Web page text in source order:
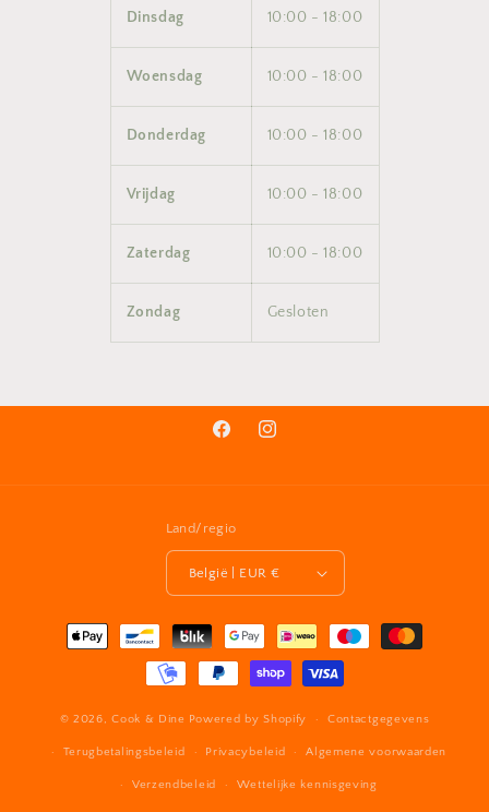
Dinsdag 10:00 - 18:00
Woensdag 10:00 - 18:00
Donderdag 10:00 - 18:00
Vrijdag 10:00 - 18:00
Zaterdag 10:00 - 18:00
Zondag Gesloten
FacebookInstagram
Land/regio
België | EUR €
Betaalmethoden
© 2026,Cook & Dine Powered by Shopify Contactgegevens
Terugbetalingsbeleid Privacybeleid Algemene voorwaarden
Verzendbeleid Wettelijke kennisgeving